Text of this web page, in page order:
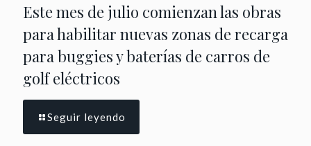
Este mes de julio comienzan las obras
para habilitar nuevas zonas de recarga
para buggies y baterías de carros de
golf eléctricos
Seguir leyendo